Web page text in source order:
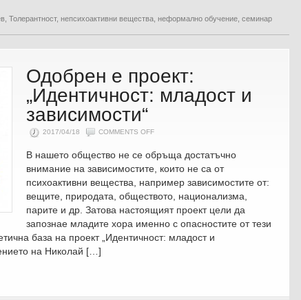
Толерантност, непсихоактивни вещества неформално обучение семинар
Одобрен е проект:
„Идентичност: младост и
зависимости“
2017/04/18 COMMENTS OFFON
ПРОЕКТ:
„ИДЕНТИЧНОСТ:
МЛАДОСТ
ЗАВИСИМОСТИ“
В нашето общество не се обръща достатъчно
внимание на зависимостите, които не са от
психоактивни вещества, например зависимостите от:
вещите, природата, обществото, национализма,
парите и др. Затова настоящият проект цели да
запознае младите хора именно с опасностите от тези
база на проект „Идентичност: младост и
на Николай […]